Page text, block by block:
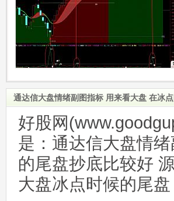
通达信大盘情绪副图指标 用来看大盘 在冰
好股网
是：通达信大盘情
的尾盘抄底比较好
大盘冰点时候的尾